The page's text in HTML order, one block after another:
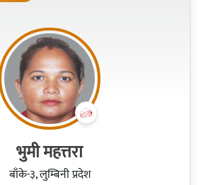
भुमी महत्तरा
बाँके-३, लुम्बिनी प्रदेश